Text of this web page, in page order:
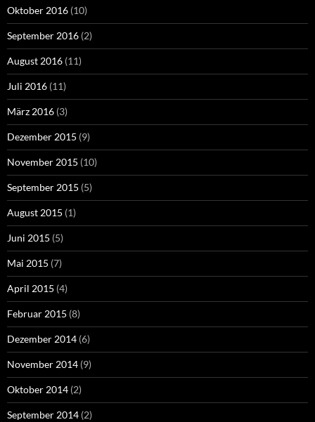
Oktober 2016 (10)
September 2016 (2)
August 2016 (11)
Juli 2016 (11)
März 2016 (3)
Dezember 2015 (9)
November 2015 (10)
September 2015 (5)
August 2015 (1)
Juni 2015 (5)
Mai 2015 (7)
April 2015 (4)
Februar 2015 (8)
Dezember 2014 (6)
November 2014 (9)
Oktober 2014 (2)
September 2014 (2)